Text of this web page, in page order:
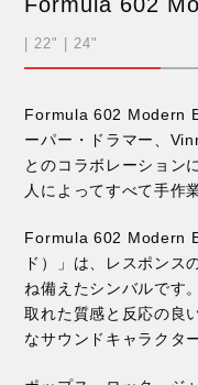
| 22" | 24"
Formula 602 Modern
ーパー・ドラマー、
とのコラボレーション
人によってすべて手作
Formula 602 Modern
ド）」は、レスポンス
ね備えたシンバルです
取れた質感と反応の良
なサウンドキャラクタ